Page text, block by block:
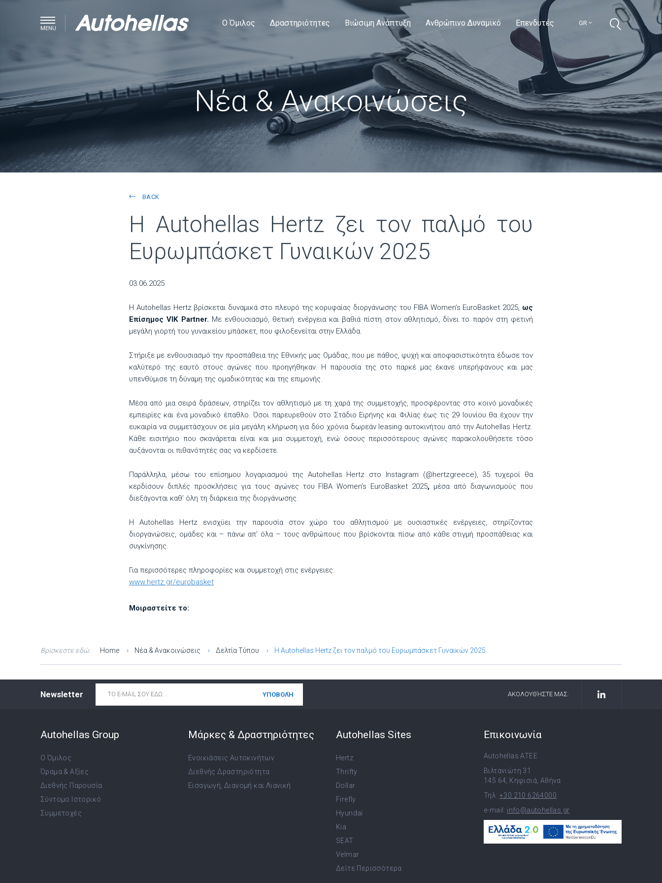
MENU
GR
Ο Όμιλος Δραστηριότητες Βιώσιμη Ανάπτυξη Ανθρώπινο Δυναμικό Επενδυτές
Νέα & Ανακοινώσεις
BACK
Η Autohellas Hertz ζει τον παλμό του
Ευρωμπάσκετ Γυναικών 2025
03.06.2025
Η Autohellas Hertz βρίσκεται δυναμικά στο πλευρό της κορυφαίας διοργάνωσης του FIBA Women’s EuroBasket 2025, ως
ΕπίσημοςVIKPartner. Με ενθουσιασμό, θετική ενέργεια και βαθιά πίστη στον αθλητισμό, δίνει το παρόν στη φετινή
μεγάλη γιορτή του γυναικείου μπάσκετ, που φιλοξενείται στην Ελλάδα.
Στήριξε με ενθουσιασμό την προσπάθεια της Εθνικής μας Ομάδας, που με πάθος, ψυχή και αποφασιστικότητα έδωσε τον
καλύτερό της εαυτό στους αγώνες που προηγήθηκαν. Η παρουσία της στο παρκέ μας έκανε υπερήφανους και μας
υπενθύμισε τη δύναμη της ομαδικότητας και της επιμονής.
Μέσα από μια σειρά δράσεων, στηρίζει τον αθλητισμό με τη χαρά της συμμετοχής, προσφέροντας στο κοινό μοναδικές
εμπειρίες και ένα μοναδικό έπαθλο. Όσοι παρευρεθούν στο Στάδιο Ειρήνης και Φιλίας έως τις 29 Ιουνίου θα έχουν την
ευκαιρία να συμμετάσχουν σε μία μεγάλη κλήρωση για δύο χρόνια δωρεάν leasing αυτοκινήτου από την Autohellas Hertz.
Κάθε εισιτήριο που σκανάρεται είναι και μια συμμετοχή, ενώ όσους περισσότερους αγώνες παρακολουθήσετε τόσο
αυξάνονται οι πιθανότητές σας να κερδίσετε.
Παράλληλα, μέσω του επίσημου λογαριασμού της Autohellas Hertz στο Instagram (@hertzgreece), 35 τυχεροί θα
κερδίσουν διπλές προσκλήσεις για τους αγώνες του FIBA Women’s EuroBasket 2025, μέσα από διαγωνισμούς που
διεξάγονται καθ’ όλη τη διάρκεια της διοργάνωσης.
Η Autohellas Hertz ενισχύει την παρουσία στον χώρο του αθλητισμού με ουσιαστικές ενέργειες, στηρίζοντας
διοργανώσεις, ομάδες και – πάνω απ’ όλα – τους ανθρώπους που βρίσκονται πίσω από κάθε στιγμή προσπάθειας και
συγκίνησης.
Για περισσότερες πληροφορίες και συμμετοχή στις ενέργειες:
www.hertz.gr/eurobasket
Μοιραστείτε το:
Βρίσκεστε εδώ: Home Νέα & Ανακοινώσεις Δελτία Τύπου Η Autohellas Hertz ζει τον παλμό του Ευρωμπάσκετ Γυναικών 2025
Newsletter
ΑΚΟΛΟΥΘΉΣΤΕ ΜΑΣ:
Autohellas Group
Ο Όμιλος
Όραμα & Αξίες
Διεθνής Παρουσία
Σύντομο Ιστορικό
Συμμετοχές
Μάρκες & Δραστηριότητες
Ενοικιάσεις Αυτοκινήτων
Διεθνής Δραστηριότητα
Εισαγωγή, Διανομή και Λιανική
Autohellas Sites
Hertz
Thrifty
Dollar
Firefly
Hyundai
Kia
SEAT
Velmar
Δείτε Περισσότερα
Επικοινωνία
Autohellas ATEE
Βιλτανιώτη 31
145 64, Κηφισιά, Αθήνα
Τηλ: +30 210 6264000
e-mail: info@autohellas.gr